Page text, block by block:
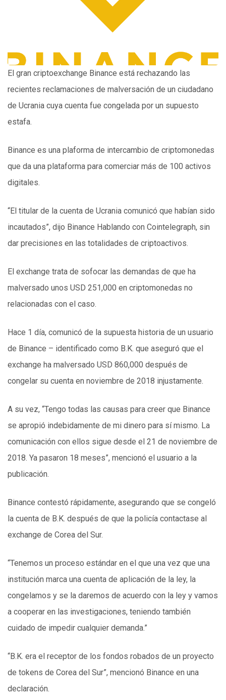
El gran criptoexchange Binance está rechazando las
recientes reclamaciones de malversación de un ciudadano
de Ucrania cuya cuenta fue congelada por un supuesto
estafa.
Binance es una plaforma de intercambio de criptomonedas
que da una plataforma para comerciar más de 100 activos
digitales.
“El titular de la cuenta de Ucrania comunicó que habían sido
incautados”, dijo Binance Hablando con Cointelegraph, sin
dar precisiones en las totalidades de criptoactivos.
El exchange trata de sofocar las demandas de que ha
malversado unos USD 251,000 en criptomonedas no
relacionadas con el caso.
Hace 1 día, comunicó de la supuesta historia de un usuario
de Binance – identificado como B.K. que aseguró que el
exchange ha malversado USD 860,000 después de
congelar su cuenta en noviembre de 2018 injustamente.
A su vez, “Tengo todas las causas para creer que Binance
se apropió indebidamente de mi dinero para sí mismo. La
comunicación con ellos sigue desde el 21 de noviembre de
2018. Ya pasaron 18 meses”, mencionó el usuario a la
publicación.
Binance contestó rápidamente, asegurando que se congeló
la cuenta de B.K. después de que la policía contactase al
exchange de Corea del Sur.
“Tenemos un proceso estándar en el que una vez que una
institución marca una cuenta de aplicación de la ley, la
congelamos y se la daremos de acuerdo con la ley y vamos
a cooperar en las investigaciones, teniendo también
cuidado de impedir cualquier demanda.”
“B.K. era el receptor de los fondos robados de un proyecto
de tokens de Corea del Sur”, mencionó Binance en una
declaración.